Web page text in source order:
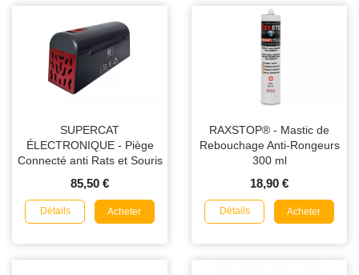
SUPERCAT
ÉLECTRONIQUE - Piège
Connecté anti Rats et Souris
85,50 €
Détails Acheter
RAXSTOP® - Mastic de
Rebouchage Anti-Rongeurs
300 ml
18,90 €
Détails Acheter